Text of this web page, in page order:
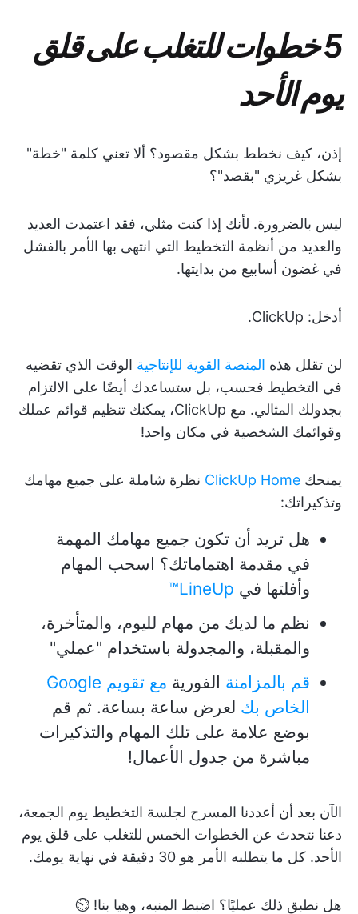
5 خطوات للتغلب على قلق
يوم الأحد
إذن، كيف نخطط بشكل مقصود؟ ألا تعني كلمة "خطة"
بشكل غريزي "بقصد"؟
ليس بالضرورة. لأنك إذا كنت مثلي، فقد اعتمدت العديد
والعديد من أنظمة التخطيط التي انتهى بها الأمر بالفشل
في غضون أسابيع من بدايتها.
أدخل: ClickUp.
لن تقلل هذه المنصة القوية للإنتاجية الوقت الذي تقضيه
في التخطيط فحسب، بل ستساعدك أيضًا على الالتزام
بجدولك المثالي. مع ClickUp، يمكنك تنظيم قوائم عملك
وقوائمك الشخصية في مكان واحد!
يمنحك ClickUp Home نظرة شاملة على جميع مهامك
وتذكيراتك:
هل تريد أن تكون جميع مهامك المهمة
في مقدمة اهتماماتك؟ اسحب المهام
وأفلتها في LineUp™️
نظم ما لديك من مهام لليوم، والمتأخرة،
والمقبلة، والمجدولة باستخدام "عملي"
قم بالمزامنة الفورية
مع تقويم Google
الخاص بك لعرض ساعة بساعة. ثم قم
بوضع علامة على تلك المهام والتذكيرات
مباشرة من جدول الأعمال!
الآن بعد أن أعددنا المسرح لجلسة التخطيط يوم الجمعة،
دعنا نتحدث عن الخطوات الخمس للتغلب على قلق يوم
الأحد. كل ما يتطلبه الأمر هو 30 دقيقة في نهاية يومك.
هل نطبق ذلك عمليًا؟ اضبط المنبه، وهيا بنا! ⏲